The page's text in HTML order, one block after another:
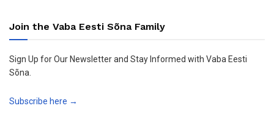
Join the Vaba Eesti Sõna Family
Sign Up for Our Newsletter and Stay Informed with Vaba Eesti
Sõna.
Subscribe here →